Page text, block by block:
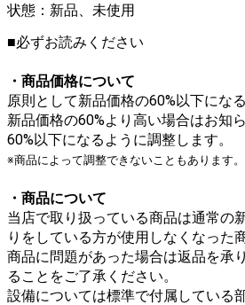
状態：新品、未使用
■必ずお読みください
・商品価格について
原則として新品価格の60%以下にな
新品価格の60%より高い場合はお知
60%以下になるように調整します。
※商品によって調整できないこともあります。
・商品について
当店で取り扱っている商品は通常の
りをしている方が使用しなくなった
商品に問題があった場合は返品を承
ることをご了承ください。
設備については標準で付属している